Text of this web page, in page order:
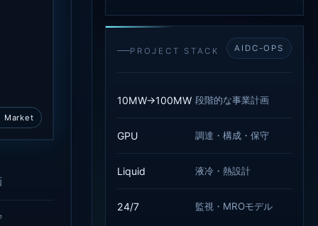
Market
PROJECT STACK AIDC-OPS
10MW→100MW 段階的な事業計画
GPU 調達・構成・保守
Liquid 液冷・熱設計
24/7 監視・MROモデル